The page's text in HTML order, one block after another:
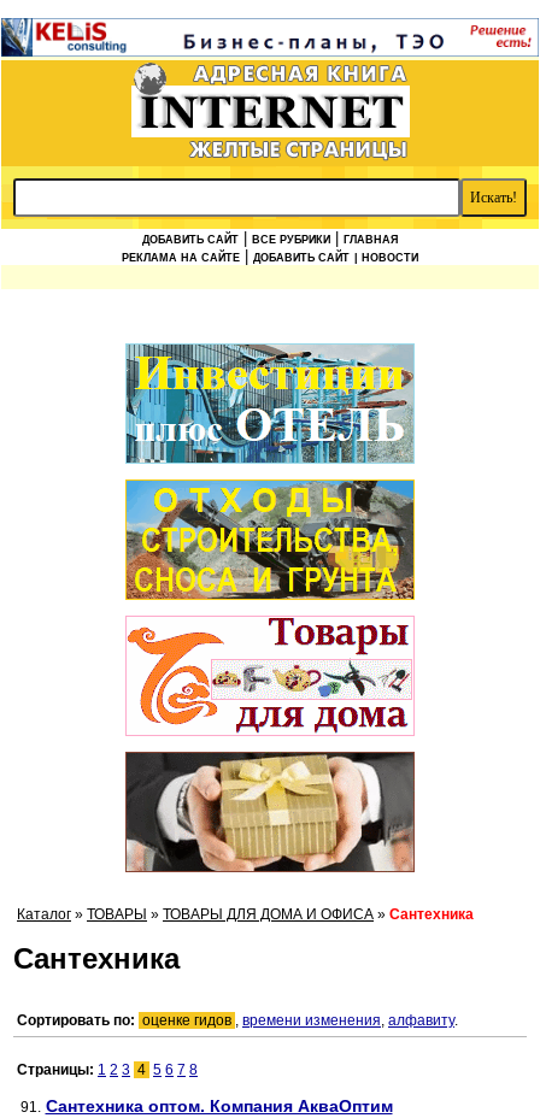
ДОБАВИТЬ САЙТ ВСЕ РУБРИКИ
ГЛАВНАЯ
РЕКЛАМА НА САЙТЕ
ДОБАВИТЬ САЙТ | НОВОСТИ
Каталог » ТОВАРЫ » ТОВАРЫ ДЛЯ ДОМА И ОФИСА » Сантехника
Сантехника
Сортировать по: оценке гидов , времени изменения, алфавиту.
Страницы: 1 2 3 4 5 6 7 8
91. Сантехника оптом. Компания АкваОптим